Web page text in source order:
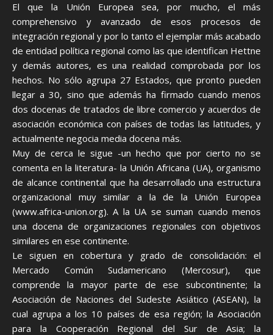
El que la Unión Europea sea, por mucho, el más
comprehensivo y avanzado de esos procesos de
integración regional y por lo tanto el ejemplar más acabado
de entidad política regional como las que identifican Hettne
y demás autores, es una realidad comprobada por los
hechos. No sólo agrupa 27 Estados, que pronto pueden
llegar a 30, sino que además ha firmado cuando menos
dos docenas de tratados de libre comercio y acuerdos de
asociación económica con países de todas las latitudes, y
actualmente negocia media docena más.
Muy de cerca le sigue -un hecho que por cierto no se
comenta en la literatura- la Unión Africana (UA), organismo
de alcance continental que ha desarrollado una estructura
organizacional muy similar a la de la Unión Europea
(www.africa-union.org). A la UA se suman cuando menos
una docena de organizaciones regionales con objetivos
similares en ese continente.
Le siguen en cobertura y grado de consolidación: el
Mercado Común Sudamericano (Mercosur), que
comprende la mayor parte de ese subcontinente; la
Asociación de Naciones del Sudeste Asiático (ASEAN), la
cual agrupa a los 10 países de esa región; la Asociación
para la Cooperación Regional del Sur de Asia; la